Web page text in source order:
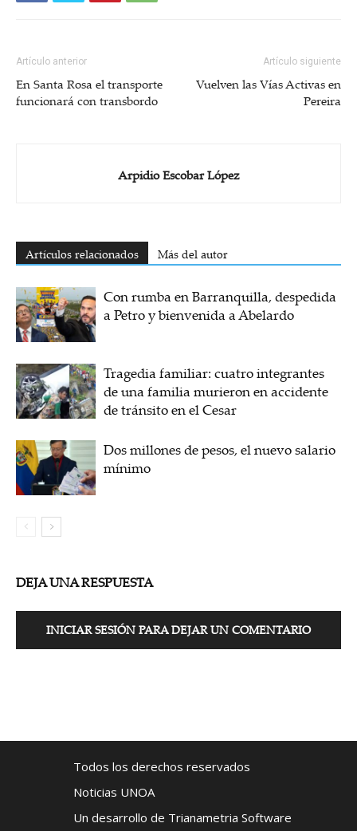
Artículo anterior
En Santa Rosa el transporte
funcionará con transbordo
Artículo siguiente
Vuelven las Vías Activas en
Pereira
Arpidio Escobar López
Artículos relacionados Más del autor
Con rumba en Barranquilla, despedida
a Petro y bienvenida a Abelardo
Tragedia familiar: cuatro integrantes
de una familia murieron en accidente
de tránsito en el Cesar
Dos millones de pesos, el nuevo salario
mínimo
DEJA UNA RESPUESTA
INICIAR SESIÓN PARA DEJAR UN COMENTARIO
Todos los derechos reservados
Noticias UNOA
Un desarrollo de Trianametria Software